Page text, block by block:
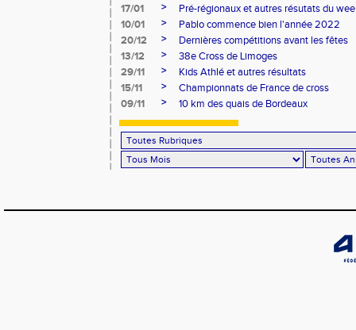
17/01
>
Pré-régionaux et autres résutats du
10/01
>
Pablo commence bien l'année 2022
20/12
>
Dernières compétitions avant les fêtes
13/12
>
38e Cross de Limoges
29/11
>
Kids Athlé et autres résultats
15/11
>
Championnats de France de cross
09/11
> 10 km des quais de Bordeaux